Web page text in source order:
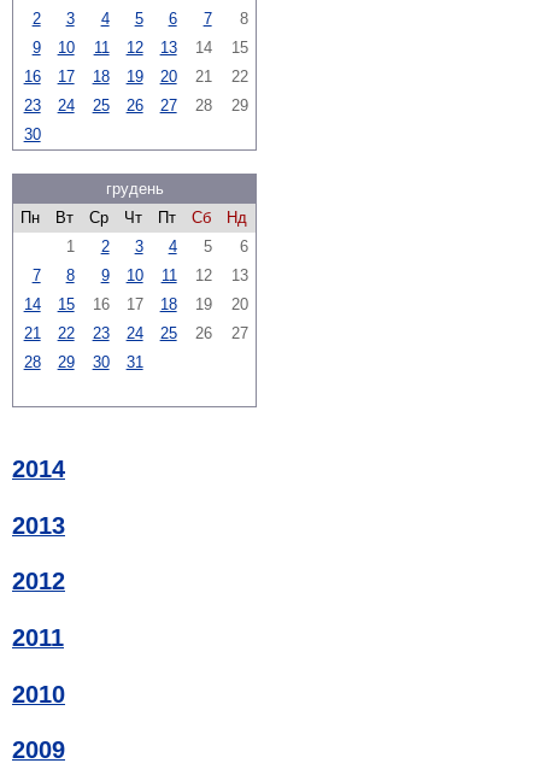
2
3 4 5 6 7
8
9
10 11 12 13 14
15
16
17 18 19 20 21
22
23
24 25 26 27 28
29
30
грудень
Пн
Вт Ср Чт Пт Сб
Нд
1
2 3 4 5
6
7
8 9 10 11 12
13
14
15 16 17 18 19
20
21
22 23 24 25 26
27
28
29 30 31
2014
2013
2012
2011
2010
2009